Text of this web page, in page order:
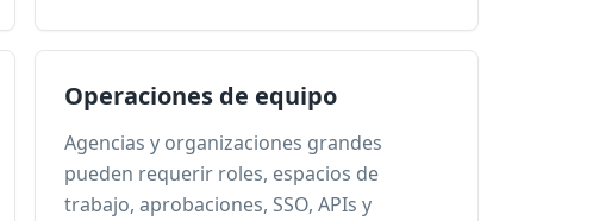
Operaciones de equipo
Agencias y organizaciones grandes
pueden requerir roles, espacios de
trabajo, aprobaciones, SSO, APIs y